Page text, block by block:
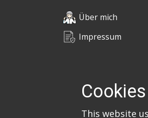
Über mich
Impressum
This website